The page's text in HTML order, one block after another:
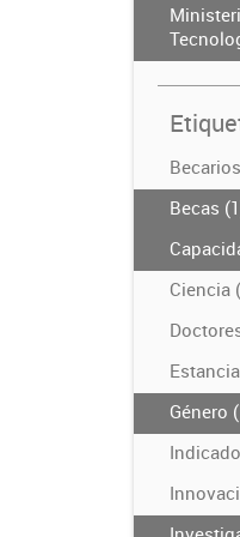
Becas
Ciencia
Género